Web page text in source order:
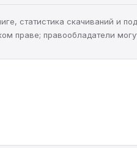
статистика скачиваний и
праве; правообладатели